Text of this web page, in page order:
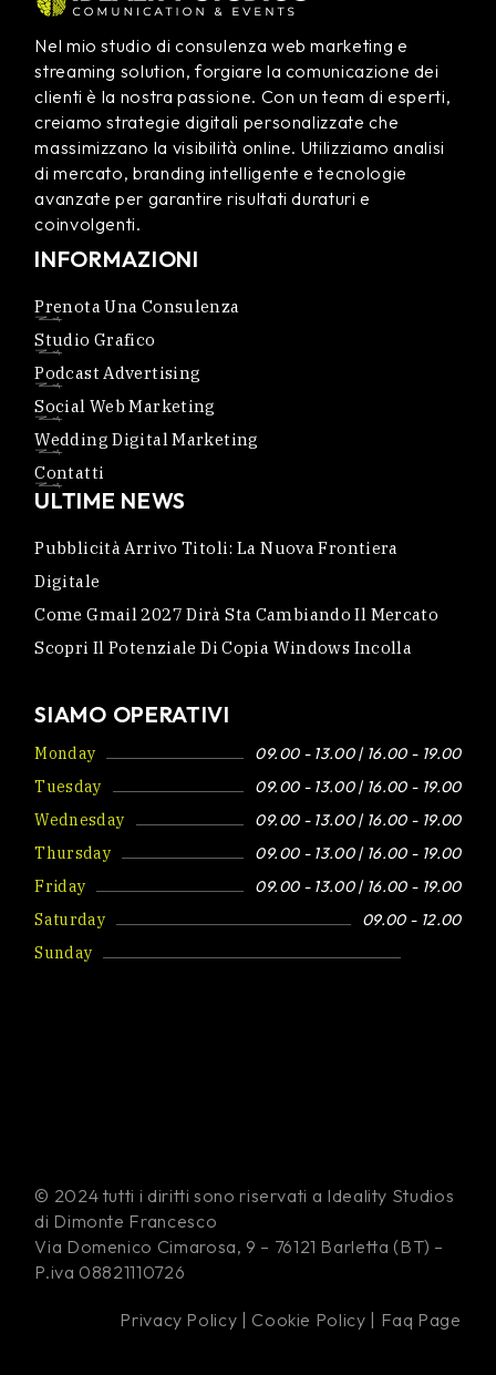
Nel mio studio di consulenza web marketing e
streaming solution, forgiare la comunicazione dei
clienti è la nostra passione. Con un team di esperti,
creiamo strategie digitali personalizzate che
massimizzano la visibilità online. Utilizziamo analisi
di mercato, branding intelligente e tecnologie
avanzate per garantire risultati duraturi e
coinvolgenti.
INFORMAZIONI
Prenota Una Consulenza
Studio Grafico
Podcast Advertising
Social Web Marketing
Wedding Digital Marketing
Contatti
ULTIME NEWS
Pubblicità Arrivo Titoli: La Nuova Frontiera
Digitale
Come Gmail 2027 Dirà Sta Cambiando Il Mercato
Scopri Il Potenziale Di Copia Windows Incolla
SIAMO OPERATIVI
Monday
09.00 - 13.00 | 16.00 - 19.00
Tuesday
09.00 - 13.00 | 16.00 - 19.00
Wednesday
09.00 - 13.00 | 16.00 - 19.00
Thursday
09.00 - 13.00 | 16.00 - 19.00
Friday
09.00 - 13.00 | 16.00 - 19.00
Saturday
09.00 - 12.00
Sunday
© 2024 tutti i diritti sono riservati a Ideality Studios
di Dimonte Francesco
Via Domenico Cimarosa, 9 – 76121 Barletta (BT) –
P.iva 08821110726
Privacy Policy | Cookie Policy | Faq Page